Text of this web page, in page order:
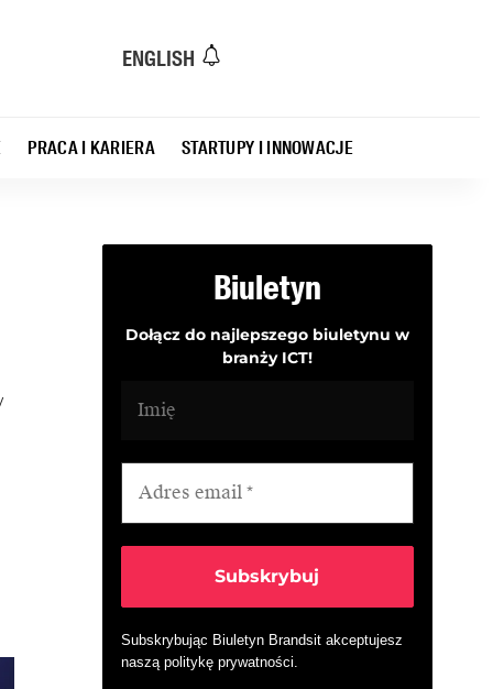
ENGLISH
PRACA I KARIERA STARTUPY I INNOWACJE
Biuletyn
Dołącz do najlepszego biuletynu w
branży ICT!
Subskrybując Biuletyn Brandsit akceptujesz
naszą politykę prywatności